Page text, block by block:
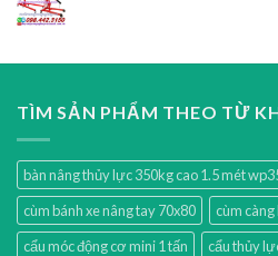
TÌM SẢN PHẨM THEO TỪ
bàn nâng thủy lực 350kg cao 1.5 mét
cùm bánh xe nâng tay 70x80
cùm càng
cẩu móc động cơ mini 1 tấn
cẩu thủy